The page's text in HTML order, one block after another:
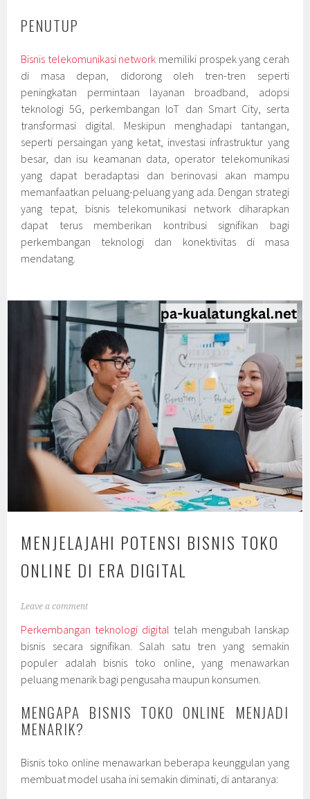
PENUTUP
Bisnis telekomunikasi network memiliki prospek yang cerah
di masa depan, didorong oleh tren-tren seperti
peningkatan permintaan layanan broadband, adopsi
teknologi 5G, perkembangan IoT dan Smart City, serta
transformasi digital. Meskipun menghadapi tantangan,
seperti persaingan yang ketat, investasi infrastruktur yang
besar, dan isu keamanan data, operator telekomunikasi
yang dapat beradaptasi dan berinovasi akan mampu
memanfaatkan peluang-peluang yang ada. Dengan strategi
yang tepat, bisnis telekomunikasi network diharapkan
dapat terus memberikan kontribusi signifikan bagi
perkembangan teknologi dan konektivitas di masa
mendatang.
MENJELAJAHI POTENSI BISNIS TOKO
ONLINE DI ERA DIGITAL
Leave a comment
Perkembangan teknologi digital telah mengubah lanskap
bisnis secara signifikan. Salah satu tren yang semakin
populer adalah bisnis toko online, yang menawarkan
peluang menarik bagi pengusaha maupun konsumen.
MENGAPA BISNIS TOKO ONLINE MENJADI
MENARIK?
Bisnis toko online menawarkan beberapa keunggulan yang
membuat model usaha ini semakin diminati, di antaranya: